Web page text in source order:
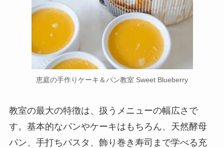
恵庭の手作りケーキ＆パン教室 Sweet Blueberry
教室の最大の特徴は、扱うメニューの幅広さで
す。基本的なパンやケーキはもちろん、天然酵母
パン、手打ちパスタ、飾り巻き寿司まで学べる充